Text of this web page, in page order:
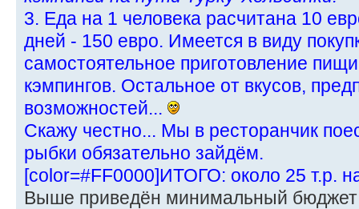
3. Еда на 1 человека расчитана 10
дней - 150 евро. Имеется в виду
самостоятельное приготовление
кэмпингов. Остальное от вкусов,
возможностей...
Скажу честно... Мы в ресторанчик
рыбки обязательно зайдём.
[color=#FF0000]ИТОГО: около 25 т.р.
Выше приведён минимальный